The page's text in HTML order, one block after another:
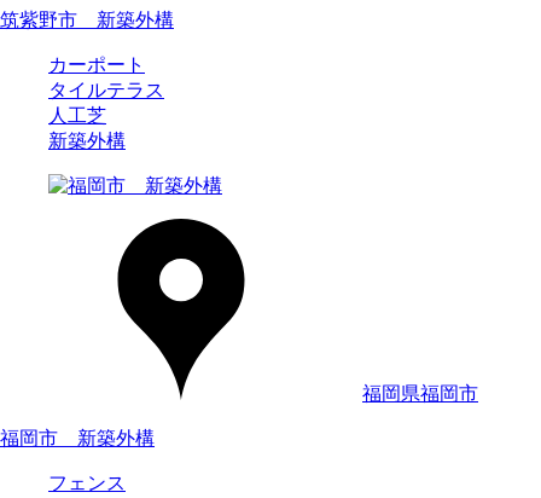
筑紫野市 新築外構
カーポート
タイルテラス
人工芝
新築外構
福岡県福岡市
福岡市 新築外構
フェンス